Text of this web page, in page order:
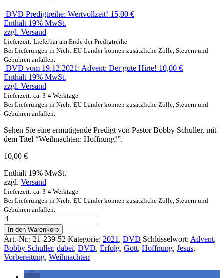
DVD Predigtreihe: Wertvollzeit! 15,00 €
Enthält 19% MwSt.
zzgl. Versand
Lieferzeit: Lieferbar am Ende der Predigtreihe
Bei Lieferungen in Nicht-EU-Länder können zusätzliche Zölle, Steuern und
Gebühren anfallen.
DVD vom 19.12.2021: Advent: Der gute Hirte! 10,00 €
Enthält 19% MwSt.
zzgl. Versand
Lieferzeit: ca. 3-4 Werktage
Bei Lieferungen in Nicht-EU-Länder können zusätzliche Zölle, Steuern und
Gebühren anfallen.
Sehen Sie eine ermutigende Predigt von Pastor Bobby Schuller, mit
dem Titel “Weihnachten: Hoffnung!”.
10,00 €
Enthält 19% MwSt.
zzgl. Versand
Lieferzeit: ca. 3-4 Werktage
Bei Lieferungen in Nicht-EU-Länder können zusätzliche Zölle, Steuern und
Gebühren anfallen.
In den Warenkorb
Art.-Nr.: 21-239-52 Kategorie: 2021 , DVD Schlüsselwort: Advent,
Bobby Schuller, dabei, DVD, Erfolg, Gott, Hoffnung, Jesus,
Vorbereitung, Weihnachten